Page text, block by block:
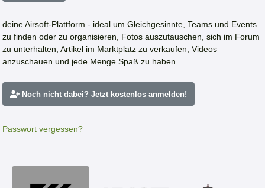
deine Airsoft-Plattform - ideal um Gleichgesinnte, Teams und Events
zu finden oder zu organisieren, Fotos auszutauschen, sich im Forum
zu unterhalten, Artikel im Marktplatz zu verkaufen, Videos
anzuschauen und jede Menge Spaß zu haben.
Noch nicht dabei? Jetzt kostenlos anmelden!
Passwort vergessen?